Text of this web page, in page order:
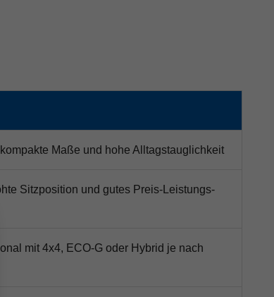
Maße und hohe Alltagstauglichkeit
Sitzposition und gutes Preis-Leistungs-
mit 4x4, ECO-G oder Hybrid je nach